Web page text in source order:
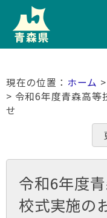
ホーム >
> 令和6年度青森高等
せ
令和6年度
校式実施の